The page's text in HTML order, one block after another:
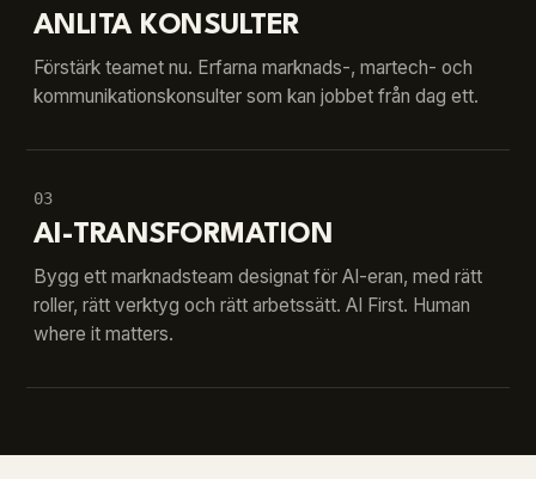
ANLITA KONSULTER
Förstärk teamet nu. Erfarna marknads-, martech- och
kommunikationskonsulter som kan jobbet från dag ett.
03
AI-TRANSFORMATION
Bygg ett marknadsteam designat för AI-eran, med rätt
roller, rätt verktyg och rätt arbetssätt. AI First. Human
where it matters.